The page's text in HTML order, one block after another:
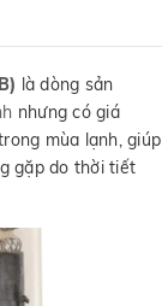
là dòng sản
nhưng có giá
mùa lạnh, giúp
gặp do thời tiết